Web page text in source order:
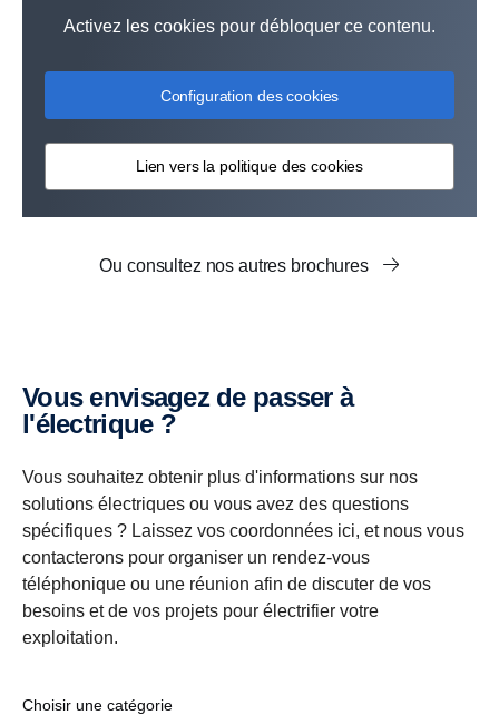
Activez les cookies pour débloquer ce contenu.
Configuration des cookies
Lien vers la politique des cookies
Ou consultez nos autres brochures
Vous envisagez de passer à
l'électrique ?
Vous souhaitez obtenir plus d'informations sur nos
solutions électriques ou vous avez des questions
spécifiques ? Laissez vos coordonnées ici, et nous vous
contacterons pour organiser un rendez-vous
téléphonique ou une réunion afin de discuter de vos
besoins et de vos projets pour électrifier votre
exploitation.
Choisir une catégorie